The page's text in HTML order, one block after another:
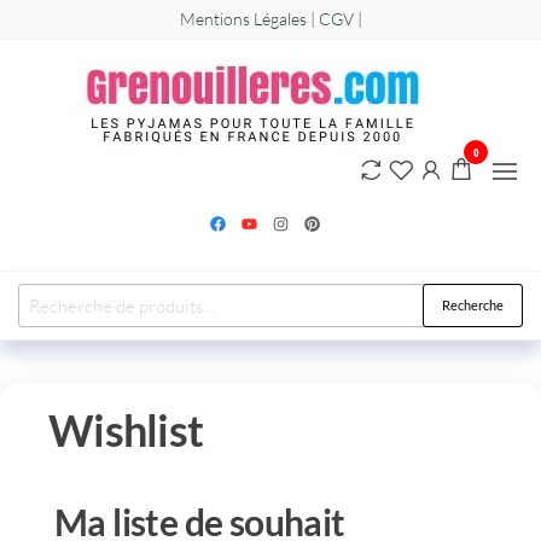
Mentions Légales | CGV |
pyjamas
hommes,
femmes et
0
Recherche
Wishlist
Ma liste de souhait